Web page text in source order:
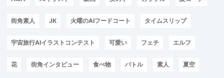
街角素人 JK 火曜のAIフードコート タイムスリップ
宇宙旅行AIイラストコンテスト 可愛い フェチ エルフ
花 街角インタビュー 食べ物 バトル 素人 夏空